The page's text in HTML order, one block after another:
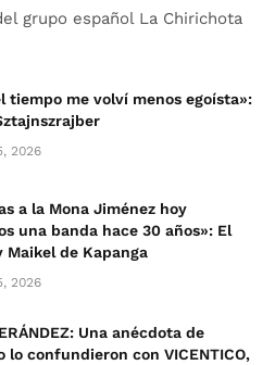
grupo español La Chirichota
tiempo me volví menos egoísta»:
2026
a la Mona Jiménez hoy
una banda hace 30 años»: El
Maikel de Kapanga
2026
Una anécdota de
lo confundieron con VICENTICO,